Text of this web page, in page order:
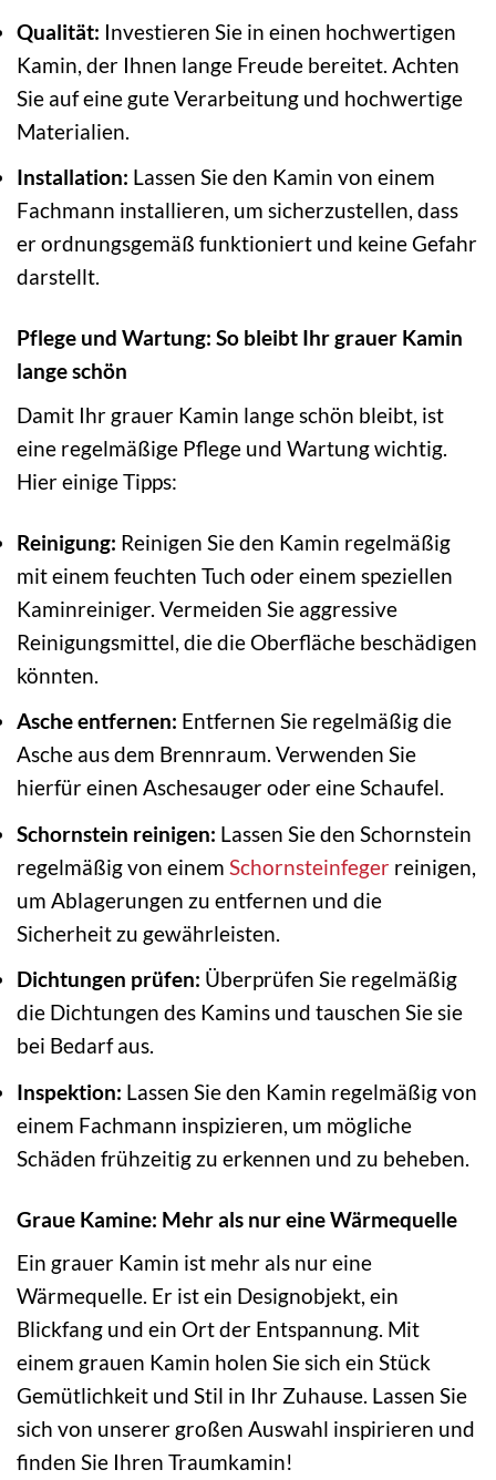
Qualität: Investieren Sie in einen hochwertigen
Kamin, der Ihnen lange Freude bereitet. Achten
Sie auf eine gute Verarbeitung und hochwertige
Materialien.
Installation: Lassen Sie den Kamin von einem
Fachmann installieren, um sicherzustellen, dass
er ordnungsgemäß funktioniert und keine Gefahr
darstellt.
Pflege und Wartung: So bleibt Ihr grauer Kamin
lange schön
Damit Ihr grauer Kamin lange schön bleibt, ist
eine regelmäßige Pflege und Wartung wichtig.
Hier einige Tipps:
Reinigung: Reinigen Sie den Kamin regelmäßig
mit einem feuchten Tuch oder einem speziellen
Kaminreiniger. Vermeiden Sie aggressive
Reinigungsmittel, die die Oberfläche beschädigen
könnten.
Asche entfernen: Entfernen Sie regelmäßig die
Asche aus dem Brennraum. Verwenden Sie
hierfür einen Aschesauger oder eine Schaufel.
Schornstein reinigen: Lassen Sie den Schornstein
regelmäßig von einem Schornsteinfeger reinigen,
um Ablagerungen zu entfernen und die
Sicherheit zu gewährleisten.
Dichtungen prüfen: Überprüfen Sie regelmäßig
die Dichtungen des Kamins und tauschen Sie sie
bei Bedarf aus.
Inspektion: Lassen Sie den Kamin regelmäßig von
einem Fachmann inspizieren, um mögliche
Schäden frühzeitig zu erkennen und zu beheben.
Graue Kamine: Mehr als nur eine Wärmequelle
Ein grauer Kamin ist mehr als nur eine
Wärmequelle. Er ist ein Designobjekt, ein
Blickfang und ein Ort der Entspannung. Mit
einem grauen Kamin holen Sie sich ein Stück
Gemütlichkeit und Stil in Ihr Zuhause. Lassen Sie
sich von unserer großen Auswahl inspirieren und
finden Sie Ihren Traumkamin!